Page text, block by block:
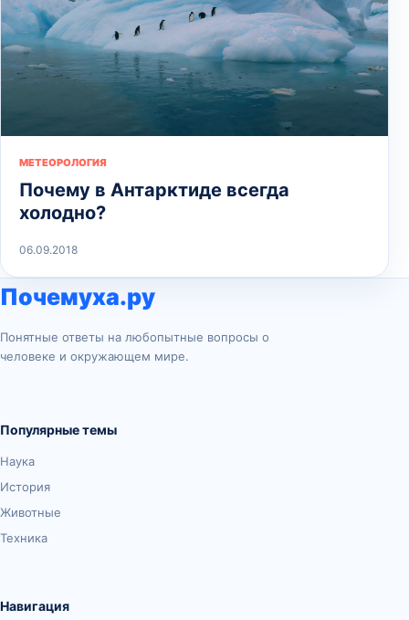
МЕТЕОРОЛОГИЯ
Почему в Антарктиде всегда
холодно?
06.09.2018
Почемуха.ру
Понятные ответы на любопытные вопросы о
человеке и окружающем мире.
Популярные темы
Наука
История
Животные
Техника
Навигация